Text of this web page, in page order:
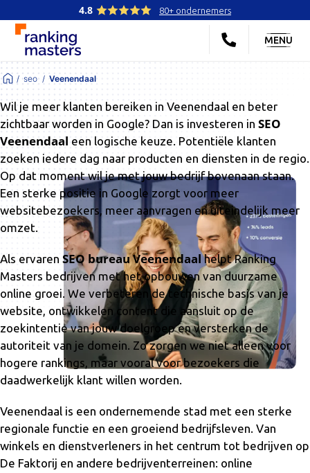
4.8 80+ ondernemers
MENU
seo Veenendaal
Wil je meer klanten bereiken in Veenendaal en beter
zichtbaar worden in Google? Dan is investeren in SEO
Veenendaal een logische keuze. Potentiële klanten
zoeken iedere dag naar producten en diensten in de regio.
Op dat moment wil je met jouw bedrijf bovenaan staan.
Een sterke positie in Google zorgt voor meer
websitebezoekers, meer aanvragen en uiteindelijk meer
omzet.
Als ervaren SEO bureau Veenendaalhelpt Ranking
Masters bedrijven met het opbouwen van duurzame
online groei. We verbeteren de technische basis van je
website, ontwikkelen content die aansluit op de
zoekintentie van jouw doelgroep en versterken de
autoriteit van je domein. Zo zorgen we niet alleen voor
hogere rankings, maar vooral voor bezoekers die
daadwerkelijk klant willen worden.
Veenendaal is een ondernemende stad met een sterke
regionale functie en een groeiend bedrijfsleven. Van
winkels en dienstverleners in het centrum tot bedrijven op
De Faktorij en andere bedrijventerreinen: online